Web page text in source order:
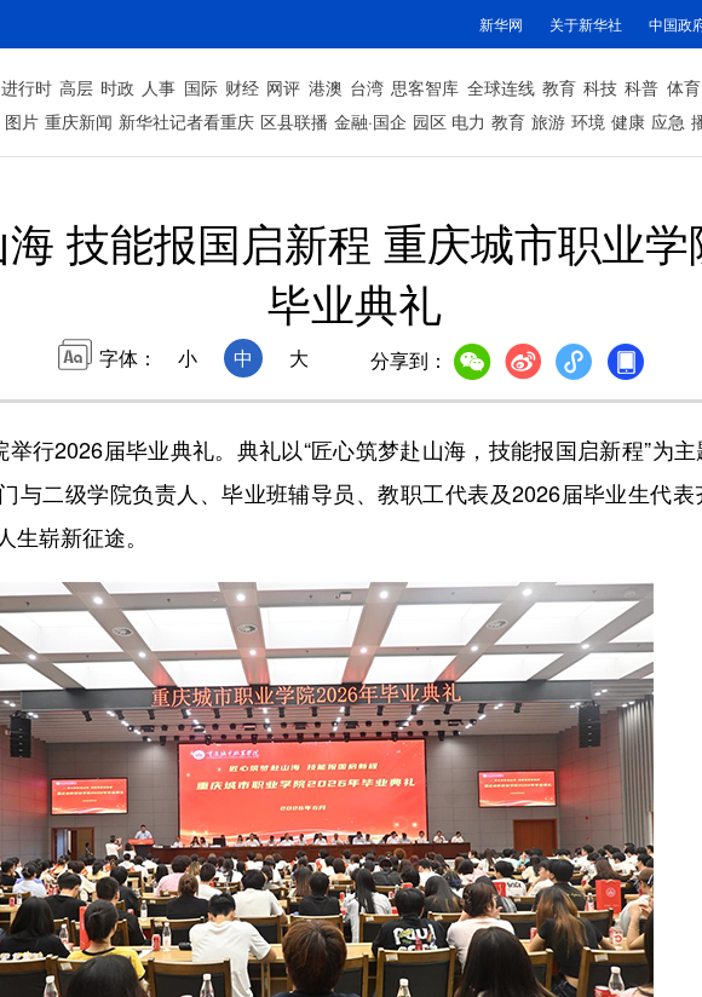
新华网 关于新华社 中国政
行时 高层 时政 人事 国际 财经 网评 港澳 台湾 思客智库 全球连线 教育 科技 科普 体育
图片 重庆新闻 新华社记者看重庆 区县联播 金融·国企 园区 电力 教育 旅游 环境 健康 应急
技能报国启新程 重庆城市职业
毕业典礼
字体： 小 中 大 分享到：
行2026届毕业典礼。典礼以“匠心筑梦赴山海，技能报国启新程”为
与二级学院负责人、毕业班辅导员、教职工代表及2026届毕业生代
崭新征途。